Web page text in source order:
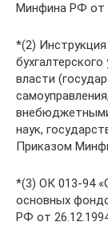
Минфина РФ от
*(2)
власти
наук,
Приказом
*(3) ОК 013-94
основных
РФ от